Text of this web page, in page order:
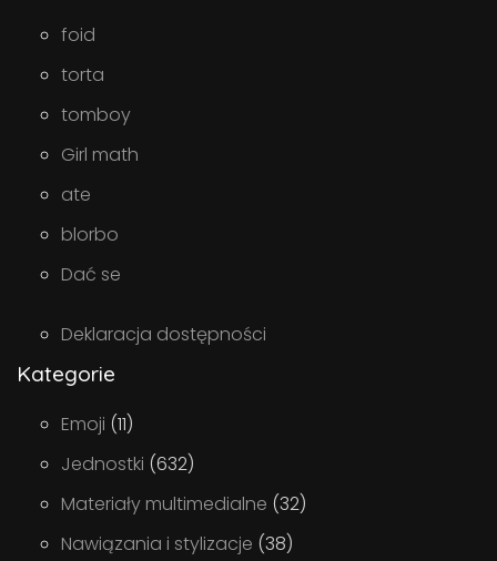
foid
torta
tomboy
Girl math
ate
blorbo
Dać se
Deklaracja dostępności
Kategorie
Emoji (11)
Jednostki (632)
Materiały multimedialne (32)
Nawiązania i stylizacje (38)